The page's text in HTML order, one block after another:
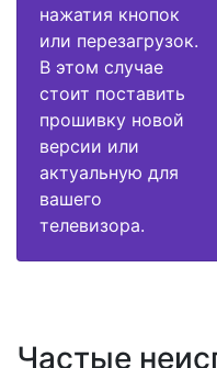
нажатия кнопок
или перезагрузок.
В этом случае
стоит поставить
прошивку новой
версии или
актуальную для
вашего
телевизора.
Частые